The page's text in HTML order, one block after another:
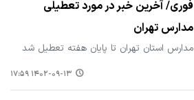
فوری/ آخرین خبر در مورد تعطیلی
مدارس تهران
مدارس استان تهران تا پایان هفته تعطیل شد
۱۴۰۲-۰۹-۱۳ ۱۷:۵۹